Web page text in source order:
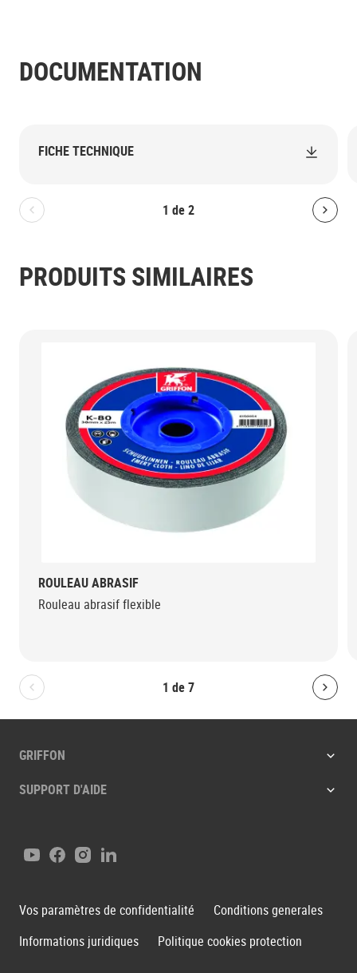
DOCUMENTATION
1 de2
Bolton.General.PreviousSlide
FICHE TECHNIQUE
PRODUITS SIMILAIRES
1 de7
Bolton.General.PreviousSlide
ROULEAU ABRASIF
Rouleau abrasif flexible
GRIFFON
SUPPORT D'AIDE
YoutubeFacebook
Instagram
LinkedIn
Vos paramètres de confidentialité
Conditions generales
Informations juridiques
Politique cookies protection